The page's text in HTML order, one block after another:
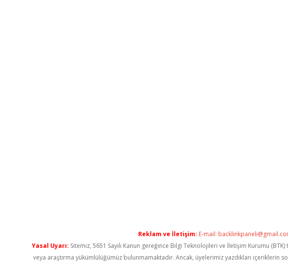
Reklam ve İletişim: E-mail:
Yasal Uyarı: Sitemiz, 5651 Sayılı Kanun gereğince Bilgi Teknolojileri ve İletişim Kurumu
veya araştırma yükümlülüğümüz bulunmamaktadır. Ancak, üyelerimiz yazdıkları